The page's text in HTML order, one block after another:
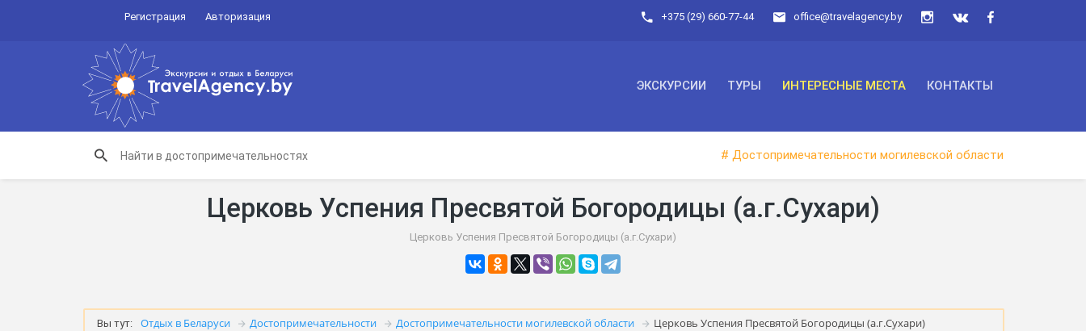
Регистрация Авторизация office@travelagency.by
+375 (29) 660-77-44
ЭКСКУРСИИ ТУРЫ ИНТЕРЕСНЫЕ МЕСТА КОНТАКТЫ
# Достопримечательности могилевской области
Церковь Успения Пресвятой Богородицы (а.г.Сухари)
Церковь Успения Пресвятой Богородицы (а.г.Сухари)
Вы тут: Отдых в Беларуси Достопримечательности Достопримечательности могилевской области Церковь Успения Пресвятой Богородицы (а.г.Сухари)